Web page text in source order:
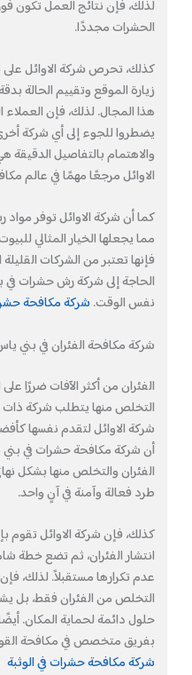
لذلك، فإن نتائج العمل تكون
الحشرات مجددًا.
كذلك، تحرص شركة الاوائل
زيارة الموقع وتقييم الحالة
هذا المجال. لذلك، فإن العملاء
يضطروا للجوء إلى أي شركة
والاهتمام بالتفاصيل
الاوائل مرجعًا مهمًا في عالم
كما أن شركة الاوائل توفر مواد
مما يجعلها الخيار المثالي
فإنها تعتبر من الشركات
الحاجة إلى شركة رش حشرات في
نفس الوقت.شركة مكافحة
شركة مكافحة الفئران في بني ياس
الفئران من أكثر الآفات ضررًا على
التخلص منها يتطلب شركة ذات
شركة الاوائل لتقدم نفسها
أن شركة مكافحة حشرات في
الفئران والتخلص منها بشكل
طرد فعالة وآمنة في آنٍ واحد.
كذلك، فإن شركة الاوائل تقوم
انتشار الفئران، ثم تضع خطة
عدم تكرارها مستقبلاً. لذلك،
التخلص من الفئران فقط، بل
حلول دائمة لحماية المكان.
بفريق متخصص في مكافحة
شركة مكافحة حشرات في الوثبة